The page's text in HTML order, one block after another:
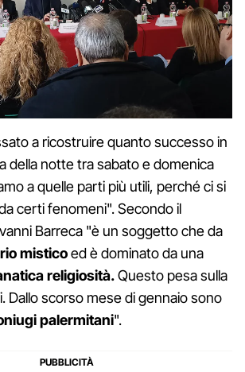
a ricostruire quanto successo in
della notte tra sabato e domenica
a quelle parti più utili, perché ci si
certi fenomeni". Secondo il
Barreca "è un soggetto che da
misticoed è dominato da una
religiosità.Questo pesa sulla
Dallo scorso mese di gennaio sono
palermitani".